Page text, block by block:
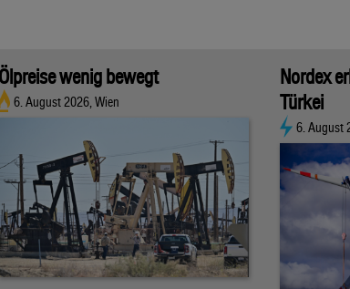
Ölpreise wenig bewegt
6. August 2026, Wien
Nordex
Türkei
6. August